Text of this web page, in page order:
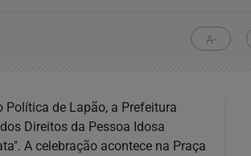
A-
Política de Lapão, a Prefeitura
Direitos da Pessoa Idosa
. A celebração acontece na Praça